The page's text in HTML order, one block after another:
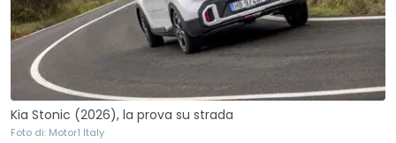
Kia Stonic (2026), la prova su strada
Foto di: Motor1 Italy